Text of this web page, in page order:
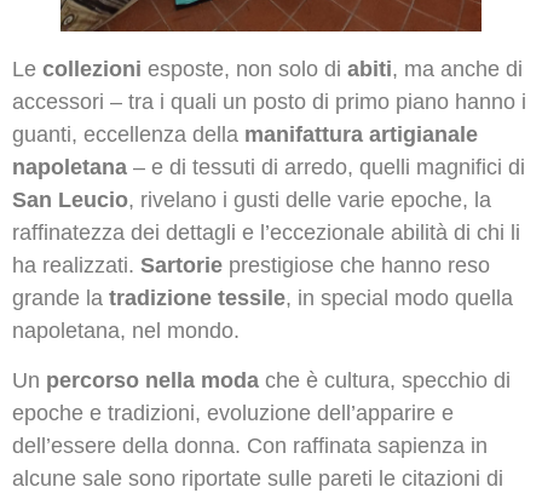
Le collezioni esposte, non solo di abiti, ma anche di
accessori – tra i quali un posto di primo piano hanno i
guanti, eccellenza della manifattura artigianale
napoletana – e di tessuti di arredo, quelli magnifici di
San Leucio, rivelano i gusti delle varie epoche, la
raffinatezza dei dettagli e l’eccezionale abilità di chi li
ha realizzati. Sartorie prestigiose che hanno reso
grande la tradizione tessile, in special modo quella
napoletana, nel mondo.
Un percorso nella moda che è cultura, specchio di
epoche e tradizioni, evoluzione dell’apparire e
dell’essere della donna. Con raffinata sapienza in
alcune sale sono riportate sulle pareti le citazioni di